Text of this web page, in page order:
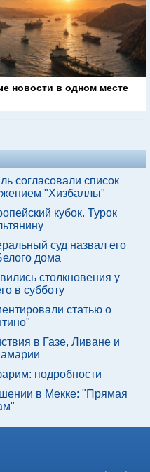
новости в одном месте
согласовали список
"Хизбаллы"
кубок. Турок
суд назвал его
дома
столкновения у
в субботу
статью о
в Газе, Ливане и
подробности
в Мекке: "Прямая